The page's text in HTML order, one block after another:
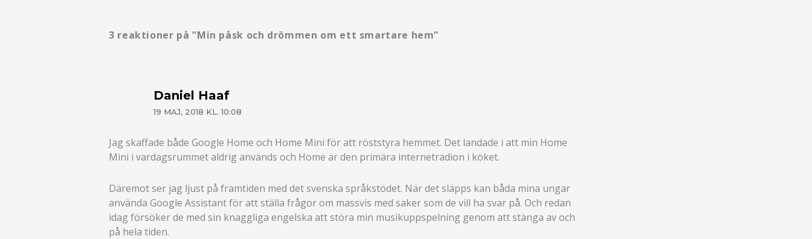
3 reaktioner på ”Min påsk och drömmen om ett smartare hem”
Daniel Haaf
19 MAJ, 2018 KL. 10:08
Jag skaffade både Google Home och Home Mini för att röststyra hemmet. Det landade i att min Home
Mini i vardagsrummet aldrig används och Home är den primära internetradion i köket.
Däremot ser jag ljust på framtiden med det svenska språkstödet. När det släpps kan båda mina ungar
använda Google Assistant för att ställa frågor om massvis med saker som de vill ha svar på. Och redan
idag försöker de med sin knaggliga engelska att störa min musikuppspelning genom att stänga av och
på hela tiden.